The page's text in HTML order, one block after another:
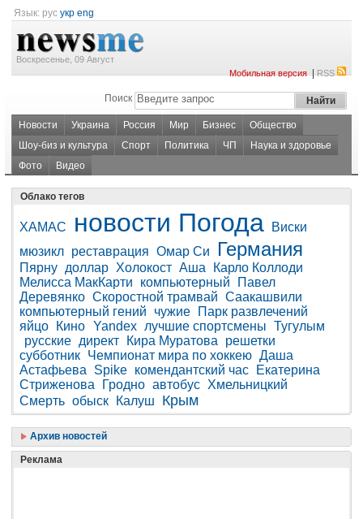
Язык: рус укр eng
Воскресенье, 09 Август
Мобильная версия|RSS
Поиск
Новости Украина Россия Мир Бизнес
Общество
Шоу-биз и культура
Спорт Политика ЧП
Наука и здоровье
Фото
Видео
Облако тегов
ХАМАС новости Погода
Виски
мюзикл реставрация Омар Си Германия
Пярну доллар Холокост Аша
Карло Коллоди
Мелисса МакКарти
компьютерный
Павел
Деревянко Скоростной трамвай Саакашвили
компьютерный гений
чужие
Парк развлечений
яйцо
Кино Yandex лучшие спортсмены Тугулым
русские директ Кира Муратова
решетки
субботник Чемпионат мира по хоккею Даша
Астафьева
Spike комендантский час
Екатерина
Стриженова
Гродно автобус Хмельницкий
Смерть обыск Калуш Крым
Архив новостей
Реклама